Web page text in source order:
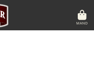
MAND